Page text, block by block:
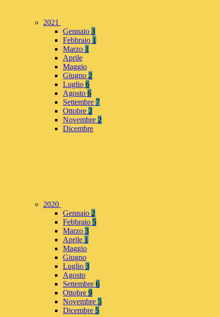
2021
Gennaio 3
Febbraio 1
Marzo 1
Aprile
Maggio
Giugno 2
Luglio 6
Agosto 6
Settembre 7
Ottobre 2
Novembre 2
Dicembre
2020
Gennaio 2
Febbraio 5
Marzo 3
Aprile 1
Maggio
Giugno
Luglio 3
Agosto
Settembre 6
Ottobre 9
Novembre 5
Dicembre 5